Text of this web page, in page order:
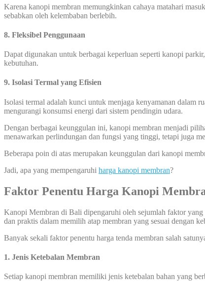
Karena kanopi membran memungkinkan cahaya matahari
sebabkan oleh kelembaban berlebih.
8. Fleksibel Penggunaan
Dapat digunakan untuk berbagai keperluan seperti kanopi
kebutuhan.
9. Isolasi Termal yang Efisien
Isolasi termal adalah kunci untuk menjaga kenyamanan dalam
mengurangi konsumsi energi dari sistem pendingin udara.
Dengan berbagai keunggulan ini, kanopi membran menjadi
menawarkan perlindungan dan fungsi yang tinggi, tetapi juga
Beberapa poin di atas merupakan keunggulan dari kanopi
Jadi, apa yang mempengaruhi harga kanopi membran?
Faktor Penentu Harga Kanopi
Kanopi Membran di Bali dipengaruhi oleh sejumlah faktor
dan praktis dalam memilih atap membran yang sesuai dengan
Banyak sekali faktor penentu harga tenda membran salah
1. Jenis Ketebalan Membran
Setiap kanopi membran memiliki jenis ketebalan bahan yang